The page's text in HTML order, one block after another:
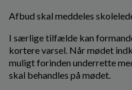
Afbud skal meddeles
I særlige tilfælde kan
kortere varsel. Når mødet
muligt forinden underrette
skal behandles på mødet.